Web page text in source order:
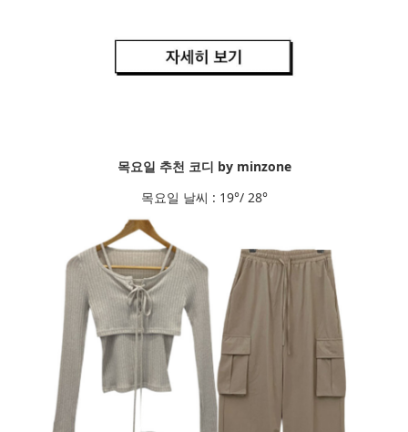
목요일 추천 코디 by minzone
목요일 날씨 : 19°/ 28°